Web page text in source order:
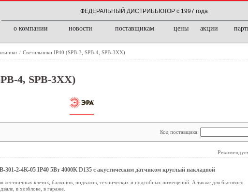
ФЕДЕРАЛЬНЫЙ ДИСТРИБЬЮТОР с 1997 года
о компании новости поставщикам цены акции
/ Светильники IP40 (SPB-3, SPB-4, SPB-3ХХ)
4, SPB-3ХХ)
Код поставщика:
2-4K-05 IP40 5Вт 4000K D135 с акустическим датчиком круглый накладной
лестничных клеток, балконов, подвалов, технических и подсобных помещений. А также для бытового
в хозблоке, в гараже.